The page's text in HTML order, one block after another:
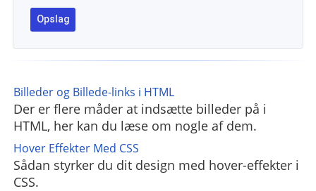
Billeder og Billede-links i HTML
Der er flere måder at indsætte billeder på i
HTML, her kan du læse om nogle af dem.
Hover Effekter Med CSS
Sådan styrker du dit design med hover-effekter i
CSS.